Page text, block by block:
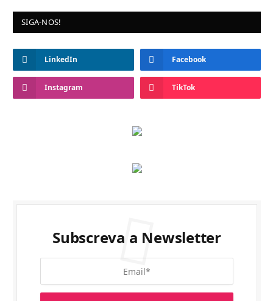
SIGA-NOS!
LinkedIn Facebook
Instagram TikTok
Subscreva a Newsletter